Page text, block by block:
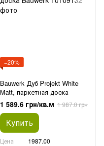
−20%
Bauwerk Дуб Projekt White
Matt, паркетная доска
1 589.6 грн/кв.м 1 987.0 грн
Купить
Цена
1987.00